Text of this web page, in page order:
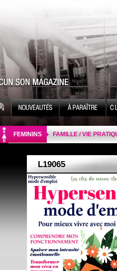
FEMININS FAMILLE / VIE